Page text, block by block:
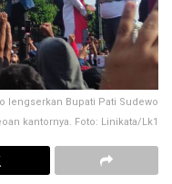
lengserkan Bupati Pati Sudewo
kantornya. Foto: Linikata/Lk1